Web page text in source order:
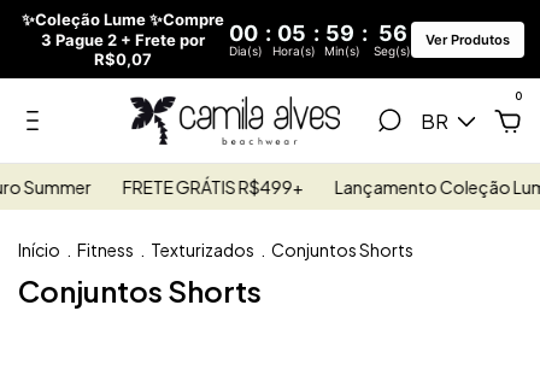
✨Coleção Lume ✨Compre
3 Pague 2 + Frete por
R$0,07
00 : 05 : 59 : 56
Dia(s) Hora(s) Min(s) Seg(s)
Ver Produtos
BR
0
Summer FRETE GRÁTIS R$499+ Lançamento Coleção
Início Fitness Texturizados Conjuntos Shorts
Conjuntos Shorts